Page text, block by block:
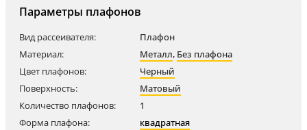
Параметры плафонов
Вид рассеивателя:
Плафон
Материал:
Металл, Без плафона
Цвет плафонов:
Черный
Поверхность:
Матовый
Количество плафонов:
1
Форма плафона:
квадратная